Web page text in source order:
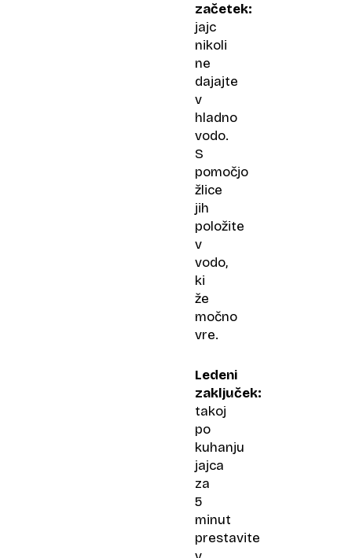
začetek:
jajc
nikoli
ne
dajajte
v
hladno
vodo.
S
pomočjo
žlice
jih
položite
v
vodo,
ki
že
močno
vre.
Ledeni
zaključek:
takoj
po
kuhanju
jajca
za
5
minut
prestavite